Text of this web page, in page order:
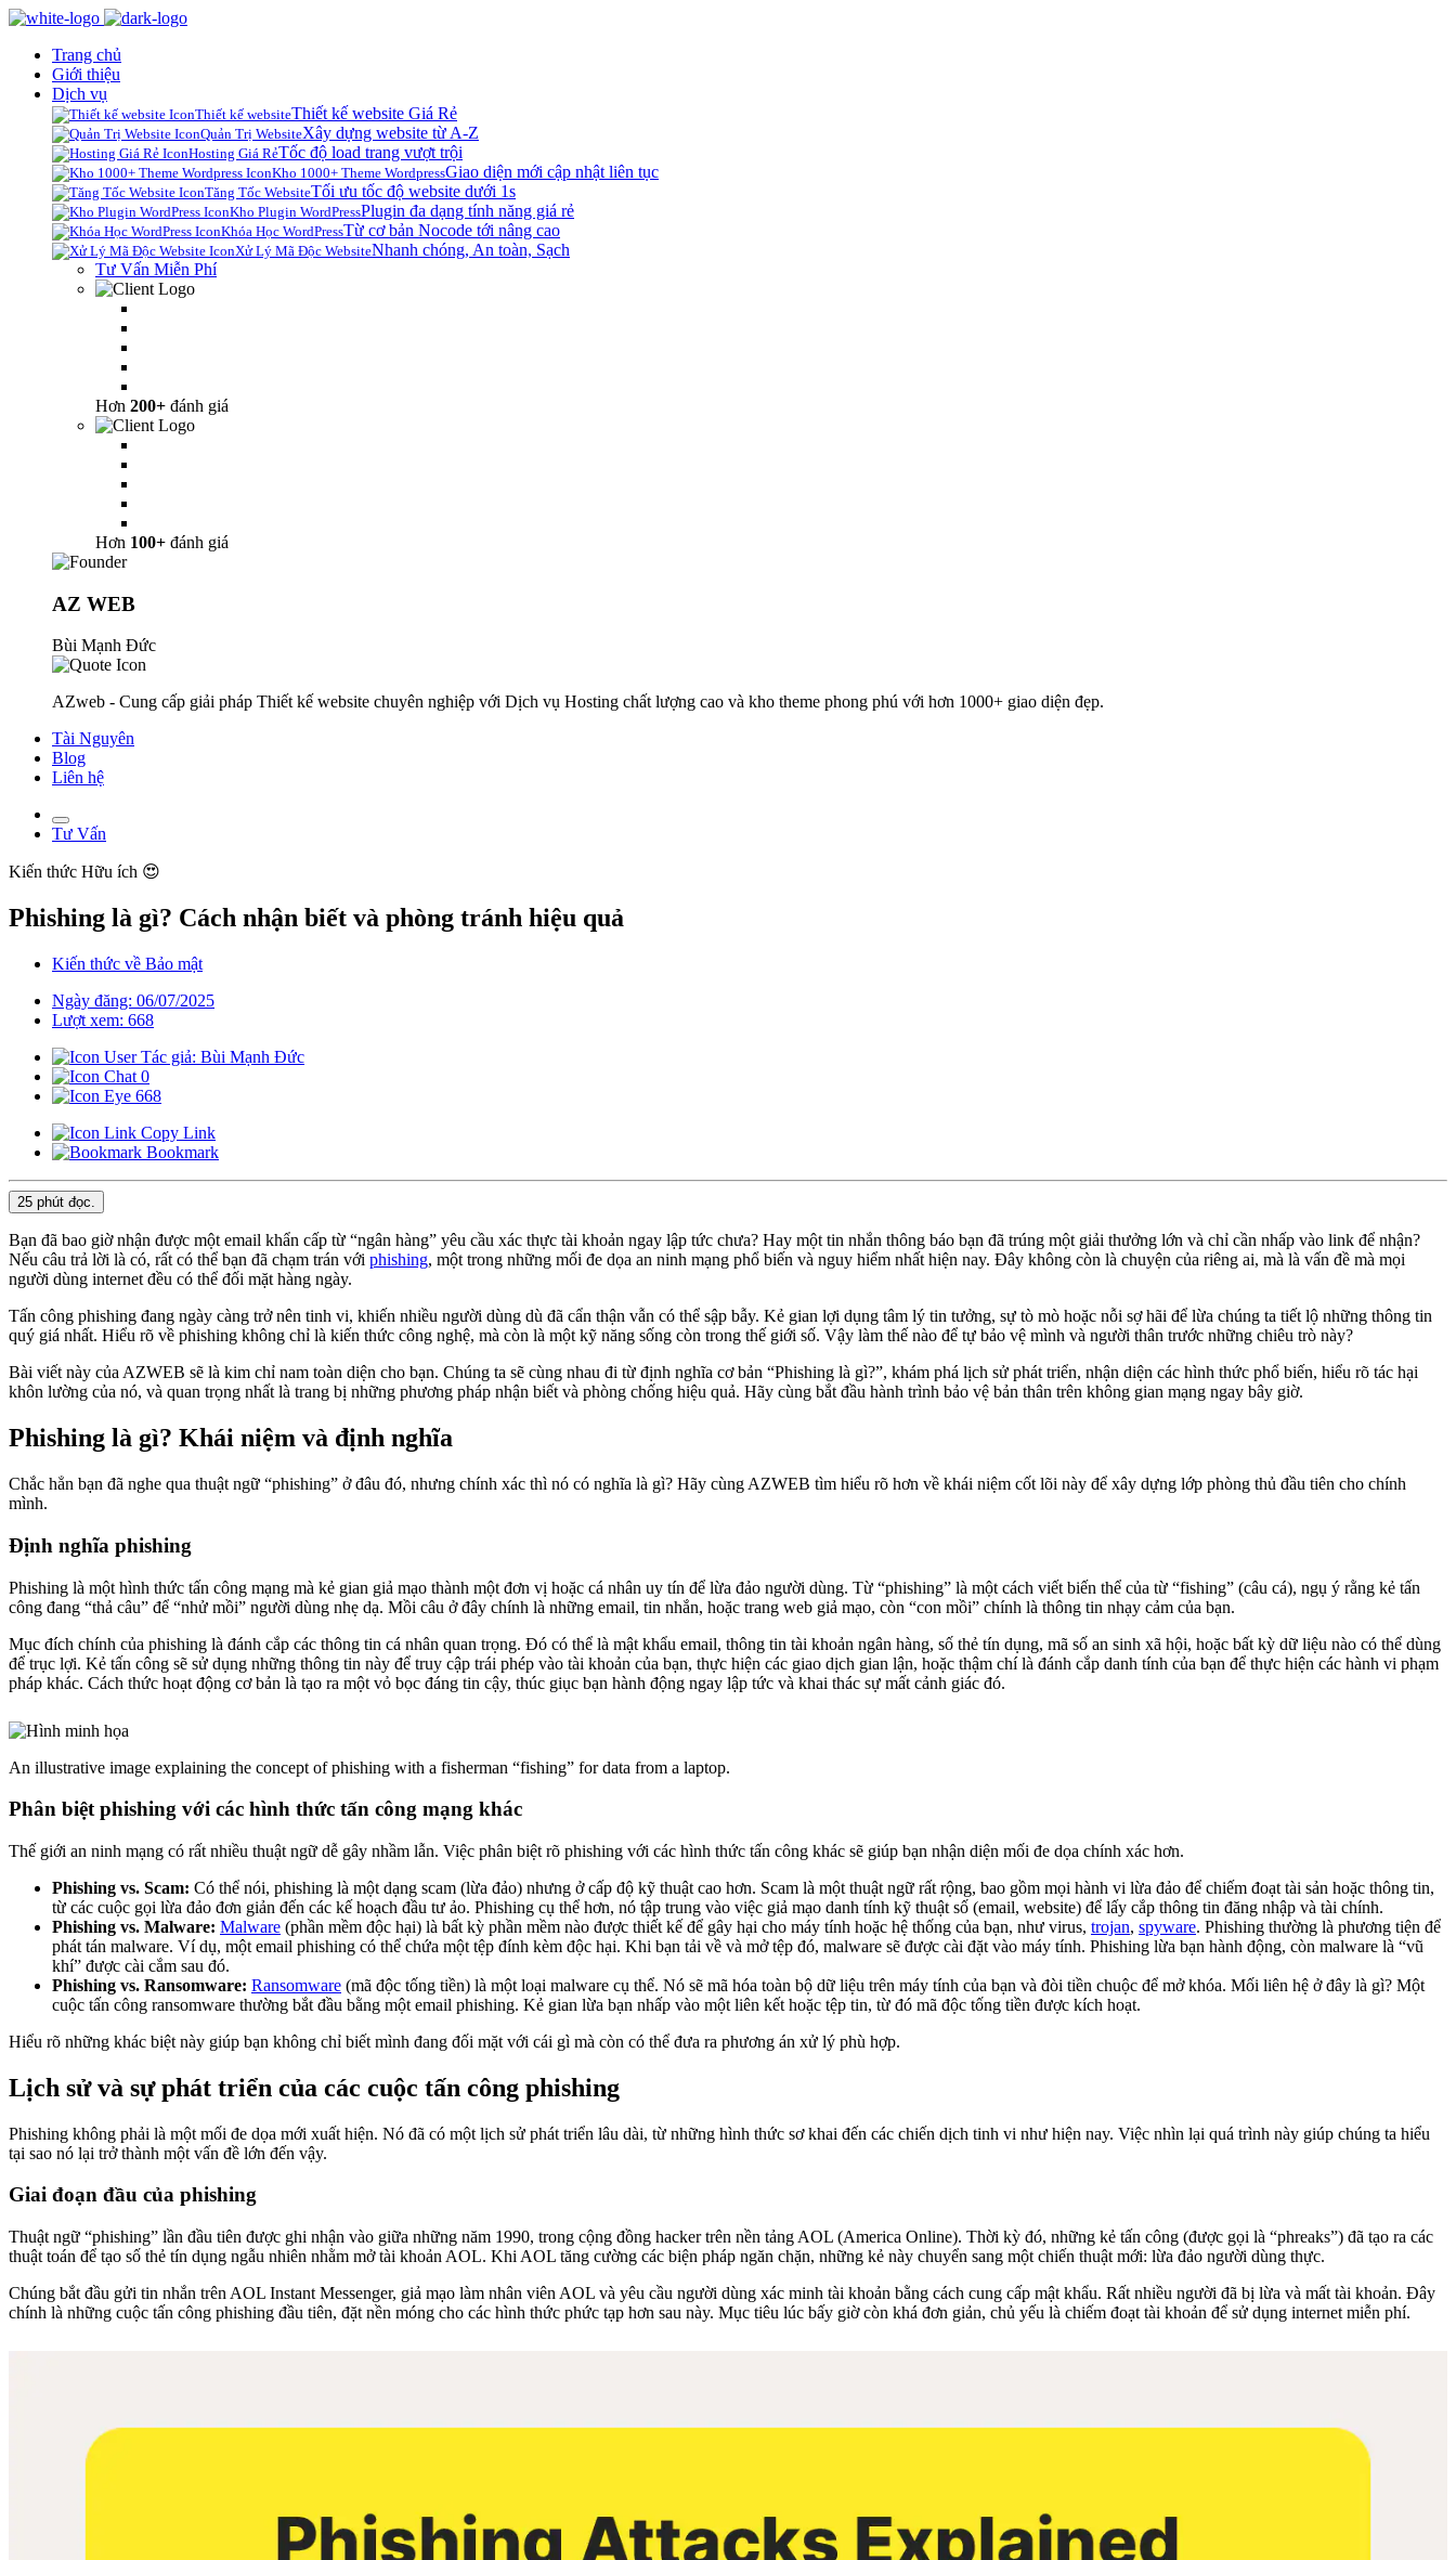
Trang chủ
Giới thiệu
Dịch vụ
Thiết kế websiteThiết kế website Giá Rẻ
Quản Trị WebsiteXây dựng website từ A-Z
Hosting Giá RẻTốc độ load trang vượt trội
Kho 1000+ Theme WordpressGiao diện mới cập nhật liên tục
Tăng Tốc WebsiteTối ưu tốc độ website dưới 1s
Kho Plugin WordPressPlugin đa dạng tính năng giá rẻ
Khóa Học WordPressTừ cơ bản Nocode tới nâng cao
Xử Lý Mã Độc WebsiteNhanh chóng, An toàn, Sạch
Tư Vấn Miễn Phí
Hơn 200+ đánh giá
Hơn 100+ đánh giá
AZ WEB
Bùi Mạnh Đức
AZweb - Cung cấp giải pháp Thiết kế website chuyên nghiệp với Dịch vụ Hosting chất lượng cao và kho theme phong phú với hơn 1000+ giao diện đẹp.
Tài Nguyên
Blog
Liên hệ
Tư Vấn
Kiến thức Hữu ích 😍
Phishing là gì? Cách nhận biết và phòng tránh hiệu quả
Kiến thức về Bảo mật
Ngày đăng: 06/07/2025
Lượt xem: 668
Tác giả: Bùi Mạnh Đức
0
668
Copy Link
Bookmark
25 phút đọc.
Bạn đã bao giờ nhận được một email khẩn cấp từ “ngân hàng” yêu cầu xác thực tài khoản ngay lập tức chưa? Hay một tin nhắn thông báo bạn đã trúng một giải thưởng lớn và chỉ cần nhấp vào link để nhận?
Nếu câu trả lời là có, rất có thể bạn đã chạm trán với phishing, một trong những mối đe dọa an ninh mạng phổ biến và nguy hiểm nhất hiện nay. Đây không còn là chuyện của riêng ai, mà là vấn đề mà mọi
người dùng internet đều có thể đối mặt hàng ngày.
Tấn công phishing đang ngày càng trở nên tinh vi, khiến nhiều người dùng dù đã cẩn thận vẫn có thể sập bẫy. Kẻ gian lợi dụng tâm lý tin tưởng, sự tò mò hoặc nỗi sợ hãi để lừa chúng ta tiết lộ những thông tin
quý giá nhất. Hiểu rõ về phishing không chỉ là kiến thức công nghệ, mà còn là một kỹ năng sống còn trong thế giới số. Vậy làm thế nào để tự bảo vệ mình và người thân trước những chiêu trò này?
Bài viết này của AZWEB sẽ là kim chỉ nam toàn diện cho bạn. Chúng ta sẽ cùng nhau đi từ định nghĩa cơ bản “Phishing là gì?”, khám phá lịch sử phát triển, nhận diện các hình thức phổ biến, hiểu rõ tác hại
khôn lường của nó, và quan trọng nhất là trang bị những phương pháp nhận biết và phòng chống hiệu quả. Hãy cùng bắt đầu hành trình bảo vệ bản thân trên không gian mạng ngay bây giờ.
Phishing là gì? Khái niệm và định nghĩa
Chắc hẳn bạn đã nghe qua thuật ngữ “phishing” ở đâu đó, nhưng chính xác thì nó có nghĩa là gì? Hãy cùng AZWEB tìm hiểu rõ hơn về khái niệm cốt lõi này để xây dựng lớp phòng thủ đầu tiên cho chính
mình.
Định nghĩa phishing
Phishing là một hình thức tấn công mạng mà kẻ gian giả mạo thành một đơn vị hoặc cá nhân uy tín để lừa đảo người dùng. Từ “phishing” là một cách viết biến thể của từ “fishing” (câu cá), ngụ ý rằng kẻ tấn
công đang “thả câu” để “nhử mồi” người dùng nhẹ dạ. Mồi câu ở đây chính là những email, tin nhắn, hoặc trang web giả mạo, còn “con mồi” chính là thông tin nhạy cảm của bạn.
Mục đích chính của phishing là đánh cắp các thông tin cá nhân quan trọng. Đó có thể là mật khẩu email, thông tin tài khoản ngân hàng, số thẻ tín dụng, mã số an sinh xã hội, hoặc bất kỳ dữ liệu nào có thể dùng
để trục lợi. Kẻ tấn công sẽ sử dụng những thông tin này để truy cập trái phép vào tài khoản của bạn, thực hiện các giao dịch gian lận, hoặc thậm chí là đánh cắp danh tính của bạn để thực hiện các hành vi phạm
pháp khác. Cách thức hoạt động cơ bản là tạo ra một vỏ bọc đáng tin cậy, thúc giục bạn hành động ngay lập tức và khai thác sự mất cảnh giác đó.
An illustrative image explaining the concept of phishing with a fisherman “fishing” for data from a laptop.
Phân biệt phishing với các hình thức tấn công mạng khác
Thế giới an ninh mạng có rất nhiều thuật ngữ dễ gây nhầm lẫn. Việc phân biệt rõ phishing với các hình thức tấn công khác sẽ giúp bạn nhận diện mối đe dọa chính xác hơn.
Phishing vs. Scam: Có thể nói, phishing là một dạng scam (lừa đảo) nhưng ở cấp độ kỹ thuật cao hơn. Scam là một thuật ngữ rất rộng, bao gồm mọi hành vi lừa đảo để chiếm đoạt tài sản hoặc thông tin,
từ các cuộc gọi lừa đảo đơn giản đến các kế hoạch đầu tư ảo. Phishing cụ thể hơn, nó tập trung vào việc giả mạo danh tính kỹ thuật số (email, website) để lấy cắp thông tin đăng nhập và tài chính.
Phishing vs. Malware: Malware (phần mềm độc hại) là bất kỳ phần mềm nào được thiết kế để gây hại cho máy tính hoặc hệ thống của bạn, như virus, trojan, spyware. Phishing thường là phương tiện để
phát tán malware. Ví dụ, một email phishing có thể chứa một tệp đính kèm độc hại. Khi bạn tải về và mở tệp đó, malware sẽ được cài đặt vào máy tính. Phishing lừa bạn hành động, còn malware là “vũ
khí” được cài cắm sau đó.
Phishing vs. Ransomware: Ransomware (mã độc tống tiền) là một loại malware cụ thể. Nó sẽ mã hóa toàn bộ dữ liệu trên máy tính của bạn và đòi tiền chuộc để mở khóa. Mối liên hệ ở đây là gì? Một
cuộc tấn công ransomware thường bắt đầu bằng một email phishing. Kẻ gian lừa bạn nhấp vào một liên kết hoặc tệp tin, từ đó mã độc tống tiền được kích hoạt.
Hiểu rõ những khác biệt này giúp bạn không chỉ biết mình đang đối mặt với cái gì mà còn có thể đưa ra phương án xử lý phù hợp.
Lịch sử và sự phát triển của các cuộc tấn công phishing
Phishing không phải là một mối đe dọa mới xuất hiện. Nó đã có một lịch sử phát triển lâu dài, từ những hình thức sơ khai đến các chiến dịch tinh vi như hiện nay. Việc nhìn lại quá trình này giúp chúng ta hiểu
tại sao nó lại trở thành một vấn đề lớn đến vậy.
Giai đoạn đầu của phishing
Thuật ngữ “phishing” lần đầu tiên được ghi nhận vào giữa những năm 1990, trong cộng đồng hacker trên nền tảng AOL (America Online). Thời kỳ đó, những kẻ tấn công (được gọi là “phreaks”) đã tạo ra các
thuật toán để tạo số thẻ tín dụng ngẫu nhiên nhằm mở tài khoản AOL. Khi AOL tăng cường các biện pháp ngăn chặn, những kẻ này chuyển sang một chiến thuật mới: lừa đảo người dùng thực.
Chúng bắt đầu gửi tin nhắn trên AOL Instant Messenger, giả mạo làm nhân viên AOL và yêu cầu người dùng xác minh tài khoản bằng cách cung cấp mật khẩu. Rất nhiều người đã bị lừa và mất tài khoản. Đây
chính là những cuộc tấn công phishing đầu tiên, đặt nền móng cho các hình thức phức tạp hơn sau này. Mục tiêu lúc bấy giờ còn khá đơn giản, chủ yếu là chiếm đoạt tài khoản để sử dụng internet miễn phí.